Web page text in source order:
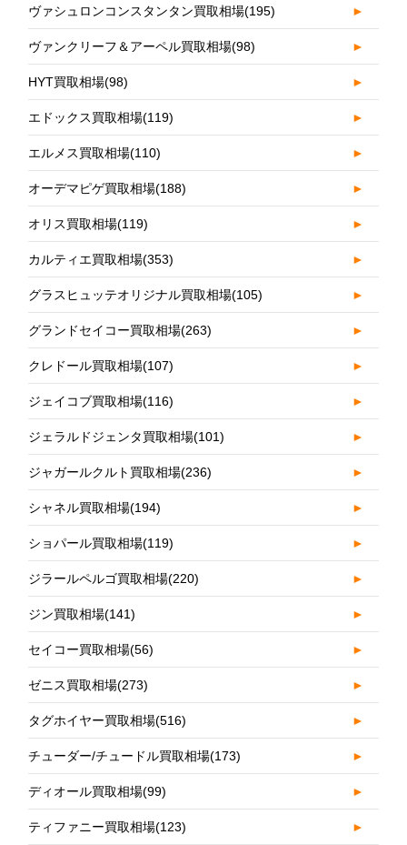
ヴァシュロンコンスタンタン買取相場(195) ►
ヴァンクリーフ＆アーペル買取相場(98) ►
HYT買取相場(98) ►
エドックス買取相場(119) ►
エルメス買取相場(110) ►
オーデマピゲ買取相場(188) ►
オリス買取相場(119) ►
カルティエ買取相場(353) ►
グラスヒュッテオリジナル買取相場(105) ►
グランドセイコー買取相場(263) ►
クレドール買取相場(107) ►
ジェイコブ買取相場(116) ►
ジェラルドジェンタ買取相場(101) ►
ジャガールクルト買取相場(236) ►
シャネル買取相場(194) ►
ショパール買取相場(119) ►
ジラールペルゴ買取相場(220) ►
ジン買取相場(141) ►
セイコー買取相場(56) ►
ゼニス買取相場(273) ►
タグホイヤー買取相場(516) ►
チューダー/チュードル買取相場(173) ►
ディオール買取相場(99) ►
ティファニー買取相場(123) ►